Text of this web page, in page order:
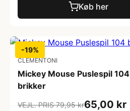
Køb her
-19%
CLEMENTONI
Mickey Mouse Puslespil 104
brikker
VEJL. PRIS 79,95 kr65,00 kr